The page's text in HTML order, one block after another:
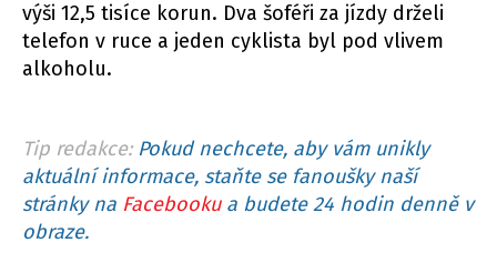
výši 12,5 tisíce korun. Dva šoféři za jízdy drželi
telefon v ruce a jeden cyklista byl pod vlivem
alkoholu.
Tip redakce: Pokud nechcete, aby vám unikly
aktuální informace, staňte se fanoušky naší
stránky na Facebookua budete 24 hodin denně v
obraze.